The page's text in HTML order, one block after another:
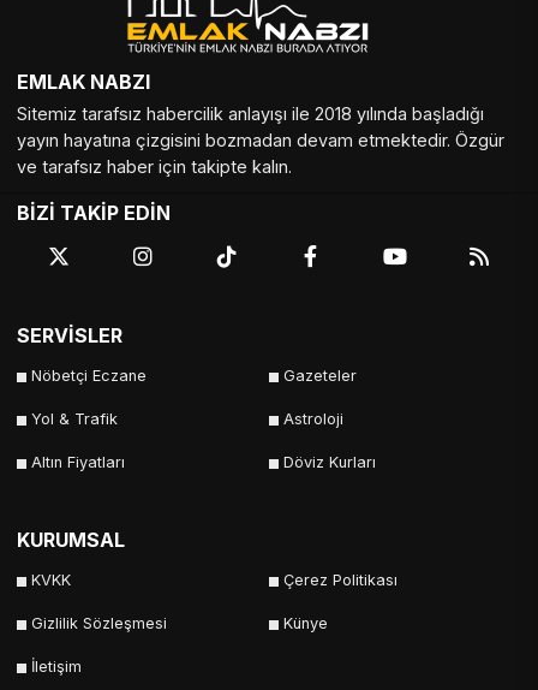
EMLAK NABZI
Sitemiz tarafsız habercilik anlayışı ile 2018 yılında başladığı
yayın hayatına çizgisini bozmadan devam etmektedir. Özgür
ve tarafsız haber için takipte kalın.
BİZİ TAKİP EDİN
SERVİSLER
Nöbetçi Eczane Gazeteler
Yol & Trafik Astroloji
Altın Fiyatları Döviz Kurları
KURUMSAL
KVKK Çerez Politikası
Gizlilik Sözleşmesi Künye
İletişim